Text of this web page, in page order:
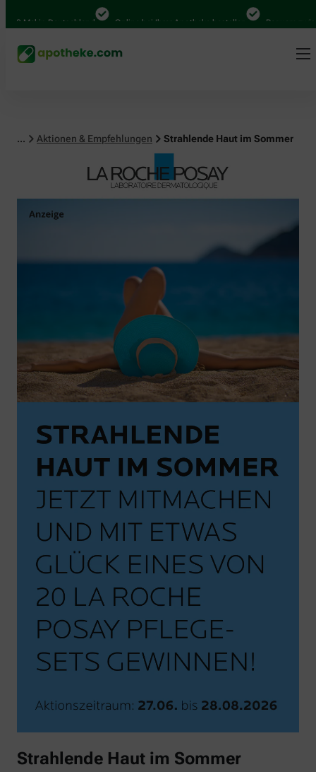
in Deutschland Online bei Ihrer Apotheke bestellen Bequem zwischen
... Aktionen & Empfehlungen Strahlende Haut im Sommer
Strahlende Haut im Sommer